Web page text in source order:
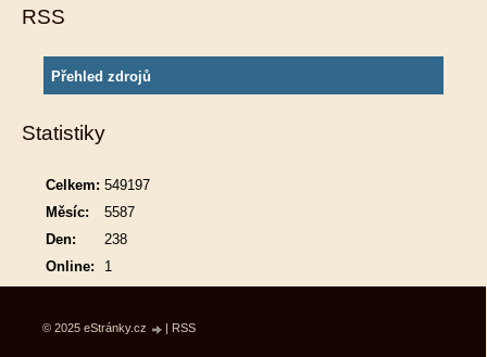
RSS
Přehled zdrojů
Statistiky
Online: 1
Celkem: 549197
Měsíc:
5587
Den:
238
© 2025 eStránky.cz | RSS